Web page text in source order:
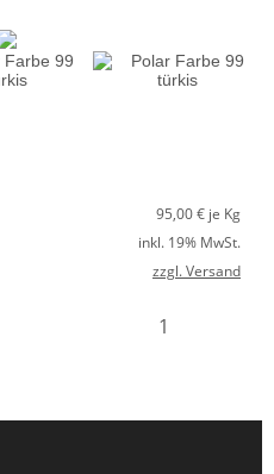
95,00€ je Kg
inkl. 19% MwSt.
zzgl. Versand